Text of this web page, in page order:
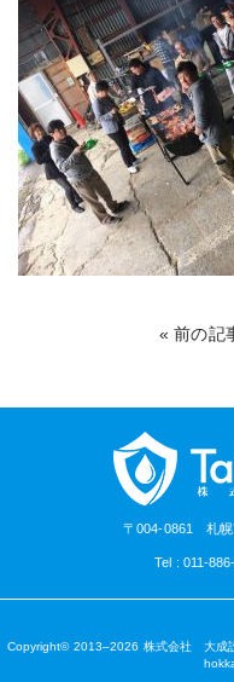
«前の記
〒004-0861 札幌
Tel : 011-
Copyright© 2013–2026 株式会社 大成